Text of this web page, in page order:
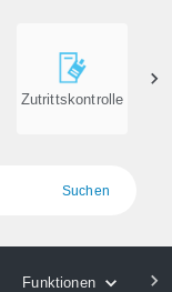
Zutrittskontrolle
Suchen
Funktionen